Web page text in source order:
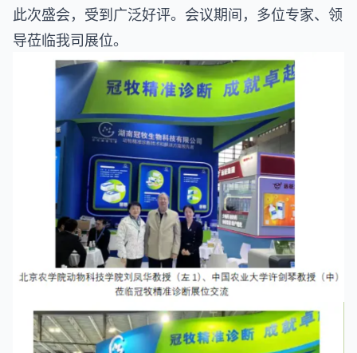
此次盛会，受到广泛好评。会议期间，多位专家、领
导莅临我司展位。